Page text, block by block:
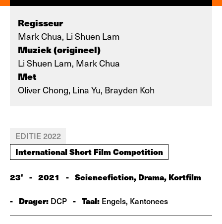
Regisseur
Mark Chua, Li Shuen Lam
Muziek (origineel)
Li Shuen Lam, Mark Chua
Met
Oliver Chong, Lina Yu, Brayden Koh
EDITIE 2022
International Short Film Competition
23' - 2021 - Sciencefiction, Drama, Kortfilm
- Drager: DCP - Taal: Engels, Kantonees